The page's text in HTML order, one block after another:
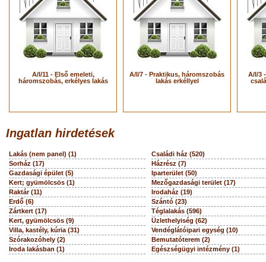
A/I/11 - Első emeleti,
háromszobás, erkélyes lakás
A/I/7 - Praktikus, háromszobás
lakás erkéllyel
A/I/3
Ingatlan hirdetések
Lakás (nem panel) (1)
Családi ház (520)
Sorház (17)
Házrész (7)
Gazdasági épület (5)
Iparterület (50)
Kert; gyümölcsös (1)
Mezőgazdasági terület (17)
Raktár (11)
Irodaház (19)
Erdő (6)
Szántó (23)
Zártkert (17)
Téglalakás (596)
Kert, gyümölcsös (9)
Üzlethelyiség (62)
Villa, kastély, kúria (31)
Vendéglátóipari egység (10)
Szórakozóhely (2)
Bemutatóterem (2)
Iroda lakásban (1)
Egészségügyi intézmény (1)